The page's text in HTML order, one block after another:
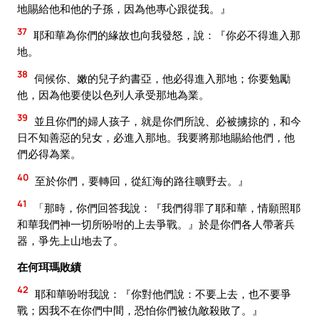
地賜給他和他的子孫，因為他專心跟從我。』
37 耶和華為你們的緣故也向我發怒，說：『你必不得進入那
地。
38 伺候你、嫩的兒子約書亞，他必得進入那地；你要勉勵
他，因為他要使以色列人承受那地為業。
39
並且你們的婦人孩子，就是你們所說、必被擄掠的，和今
日不知善惡的兒女，必進入那地。我要將那地賜給他們，他
們必得為業。
40 至於你們，要轉回，從紅海的路往曠野去。』
41
「那時，你們回答我說：『我們得罪了耶和華，情願照耶
和華我們神一切所吩咐的上去爭戰。』於是你們各人帶著兵
器，爭先上山地去了。
在何珥瑪敗績
42 耶和華吩咐我說：『你對他們說：不要上去，也不要爭
戰；因我不在你們中間，恐怕你們被仇敵殺敗了。』